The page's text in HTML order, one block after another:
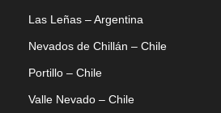
Las Leñas – Argentina
Nevados de Chillán – Chile
Portillo – Chile
Valle Nevado – Chile